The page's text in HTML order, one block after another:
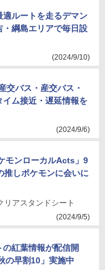
ルートを走るデマン
・綱島エリアで毎日設
(2024/9/10)
交バス・産交バス・
ム接近・遅延情報を
(2024/9/6)
モンローカルActs」9
推しポケモンに会いに
リアスタンドシート
(2024/9/5)
紅葉情報が配信開
の早割10」実施中